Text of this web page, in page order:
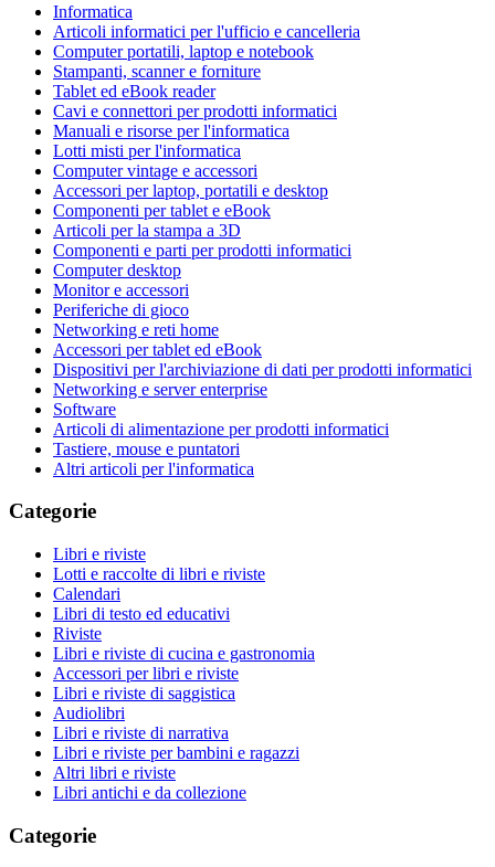
Informatica
Articoli informatici per l'ufficio e cancelleria
Computer portatili, laptop e notebook
Stampanti, scanner e forniture
Tablet ed eBook reader
Cavi e connettori per prodotti informatici
Manuali e risorse per l'informatica
Lotti misti per l'informatica
Computer vintage e accessori
Accessori per laptop, portatili e desktop
Componenti per tablet e eBook
Articoli per la stampa a 3D
Componenti e parti per prodotti informatici
Computer desktop
Monitor e accessori
Periferiche di gioco
Networking e reti home
Accessori per tablet ed eBook
Dispositivi per l'archiviazione di dati per prodotti informatici
Networking e server enterprise
Software
Articoli di alimentazione per prodotti informatici
Tastiere, mouse e puntatori
Altri articoli per l'informatica
Categorie
Libri e riviste
Lotti e raccolte di libri e riviste
Calendari
Libri di testo ed educativi
Riviste
Libri e riviste di cucina e gastronomia
Accessori per libri e riviste
Libri e riviste di saggistica
Audiolibri
Libri e riviste di narrativa
Libri e riviste per bambini e ragazzi
Altri libri e riviste
Libri antichi e da collezione
Categorie